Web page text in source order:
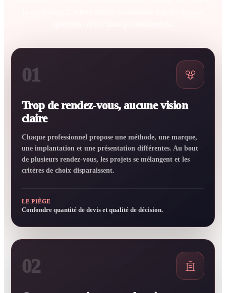
01
Trop de rendez-vous, aucune vision
claire
Chaque professionnel propose une méthode, une marque,
une implantation et une présentation différentes. Au bout
de plusieurs rendez-vous, les projets se mélangent et les
critères de choix disparaissent.
LE PIÈGE
Confondre quantité de devis et qualité de décision.
02